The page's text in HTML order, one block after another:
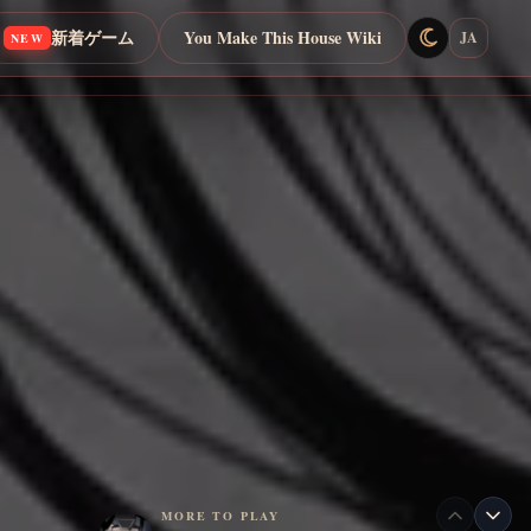
NEW 新着ゲーム You Make This House Wiki JA
MORE TO PLAY